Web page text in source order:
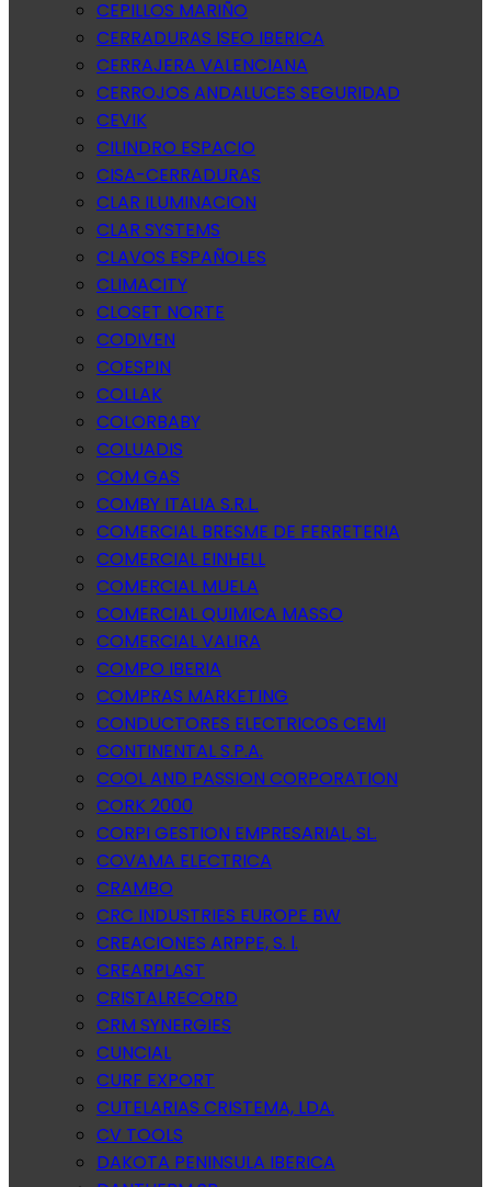
CEPILLOS MARIÑO
CERRADURAS ISEO IBERICA
CERRAJERA VALENCIANA
CERROJOS ANDALUCES SEGURIDAD
CEVIK
CILINDRO ESPACIO
CISA-CERRADURAS
CLAR ILUMINACION
CLAR SYSTEMS
CLAVOS ESPAÑOLES
CLIMACITY
CLOSET NORTE
CODIVEN
COESPIN
COLLAK
COLORBABY
COLUADIS
COM GAS
COMBY ITALIA S.R.L.
COMERCIAL BRESME DE FERRETERIA
COMERCIAL EINHELL
COMERCIAL MUELA
COMERCIAL QUIMICA MASSO
COMERCIAL VALIRA
COMPO IBERIA
COMPRAS MARKETING
CONDUCTORES ELECTRICOS CEMI
CONTINENTAL S.P.A.
COOL AND PASSION CORPORATION
CORK 2000
CORPI GESTION EMPRESARIAL, SL.
COVAMA ELECTRICA
CRAMBO
CRC INDUSTRIES EUROPE BW
CREACIONES ARPPE, S. l.
CREARPLAST
CRISTALRECORD
CRM SYNERGIES
CUNCIAL
CURF EXPORT
CUTELARIAS CRISTEMA, LDA.
CV TOOLS
DAKOTA PENINSULA IBERICA